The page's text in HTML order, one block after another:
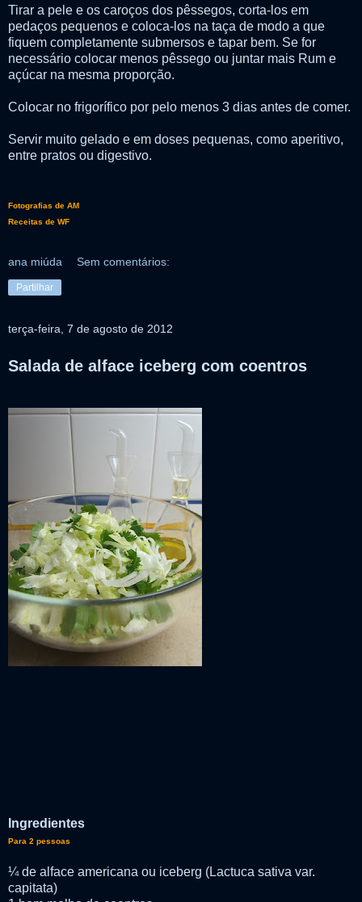
Tirar a pele e os caroços dos pêssegos, corta-los em
pedaços pequenos e coloca-los na taça de modo a que
fiquem completamente submersos e tapar bem. Se for
necessário colocar menos pêssego ou juntar mais Rum e
açúcar na mesma proporção.
Colocar no frigorífico por pelo menos 3 dias antes de comer.
Servir muito gelado e em doses pequenas, como aperitivo,
entre pratos ou digestivo.
Fotografias de AM
Receitas de WF
ana miúda Sem comentários:
Partilhar
terça-feira, 7 de agosto de 2012
Salada de alface iceberg com coentros
Ingredientes
Para 2 pessoas
¼ de alface americana ou iceberg (Lactuca sativa var.
capitata)